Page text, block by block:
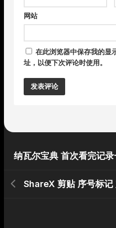
网站
在此浏览器中保存我的显
址，以便下次评论时使用。
纳瓦尔宝典 首次看完记录